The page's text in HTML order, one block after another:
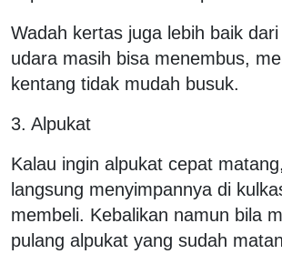
Wadah kertas juga lebih baik
udara masih bisa menembus,
kentang tidak mudah busuk.
3. Alpukat
Kalau ingin alpukat cepat
langsung menyimpannya di
membeli. Kebalikan namun bila
pulang alpukat yang sudah